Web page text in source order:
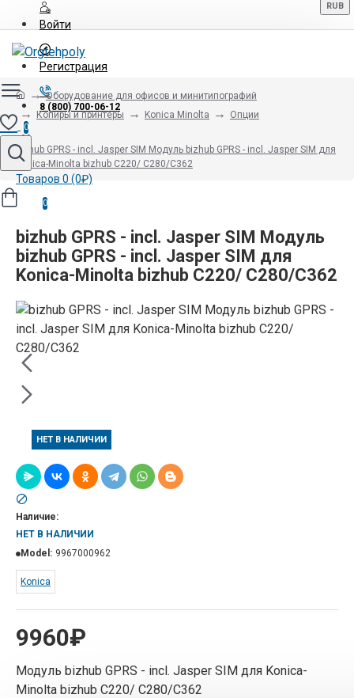
Войти
Регистрация
8 (800) 700-06-12
RUB
0
Товаров 0 (0₽)
0
Оборудование для офисов и минитипографий
Копиры и принтеры
Konica Minolta Опции
bizhub GPRS - incl. Jasper SIM Модуль bizhub GPRS - incl. Jasper SIM для
Konica-Minolta bizhub C220/ C280/C362
bizhub GPRS - incl. Jasper SIM Модуль
bizhub GPRS - incl. Jasper SIM для
Konica-Minolta bizhub C220/ C280/C362
НЕТ В НАЛИЧИИ
9960₽
Наличие:
НЕТ В НАЛИЧИИ
Model: 9967000962
Konica
Модуль bizhub GPRS - incl. Jasper SIM для Konica-
Minolta bizhub C220/ C280/C362